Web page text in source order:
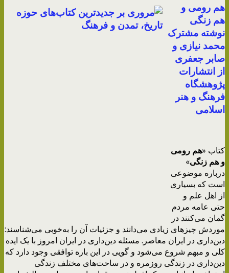
هم رومی و
هم زنگی
نوشته مشترک
محمد نیازی و
صابر جعفری
از انتشارات
پژوهشگاه
فرهنگ و هنر
اسلامی
کتاب «هم رومی
و هم زنگی»
درباره موضوعی
است که بسیاری
از اهل علم و
حتی عامه مردم
گمان می‌کنند در
موردش چیزهای زیادی می‌دانند و جزئیات آن را به‌خوبی می‌شناسند:
دین‌داری در ایران معاصر. مسئله دین‌داری در ایران امروز با یک ایده
کلی و مبهم شروع می‌شود و گویی در این باره توافقی وجود دارد که
دین‌داری در زندگی روزمره و در ساحت‌های مختلف زندگی